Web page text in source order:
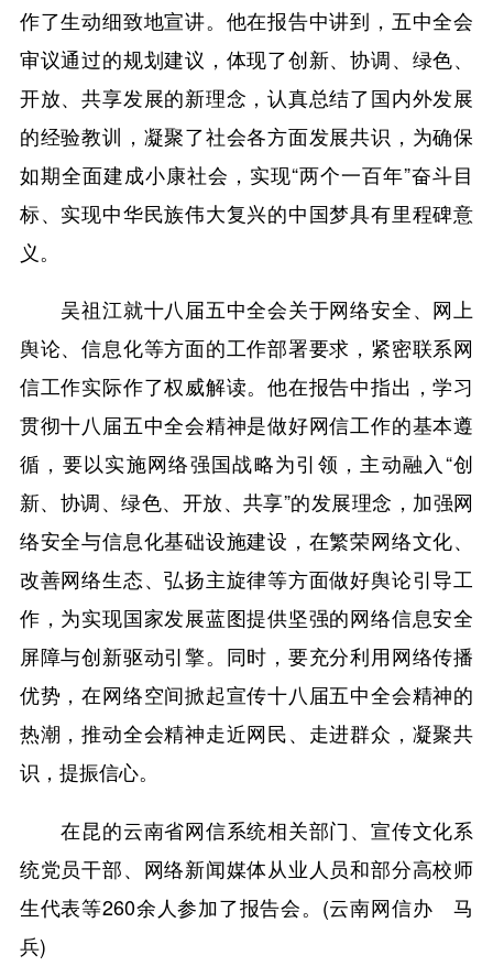
作了生动细致地宣讲。他在报告中讲到，五中全会
审议通过的规划建议，体现了创新、协调、绿色、
开放、共享发展的新理念，认真总结了国内外发展
的经验教训，凝聚了社会各方面发展共识，为确保
如期全面建成小康社会，实现“两个一百年”奋斗目
标、实现中华民族伟大复兴的中国梦具有里程碑意
义。
吴祖江就十八届五中全会关于网络安全、网上
舆论、信息化等方面的工作部署要求，紧密联系网
信工作实际作了权威解读。他在报告中指出，学习
贯彻十八届五中全会精神是做好网信工作的基本遵
循，要以实施网络强国战略为引领，主动融入“创
新、协调、绿色、开放、共享”的发展理念，加强网
络安全与信息化基础设施建设，在繁荣网络文化、
改善网络生态、弘扬主旋律等方面做好舆论引导工
作，为实现国家发展蓝图提供坚强的网络信息安全
屏障与创新驱动引擎。同时，要充分利用网络传播
优势，在网络空间掀起宣传十八届五中全会精神的
热潮，推动全会精神走近网民、走进群众，凝聚共
识，提振信心。
在昆的云南省网信系统相关部门、宣传文化系
统党员干部、网络新闻媒体从业人员和部分高校师
生代表等260余人参加了报告会。(云南网信办 马
兵)